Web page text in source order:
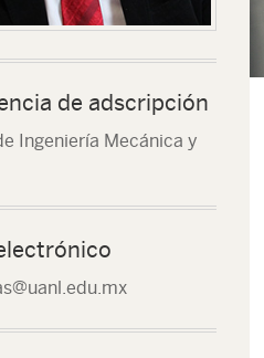
de adscripción
Ingeniería Mecánica y